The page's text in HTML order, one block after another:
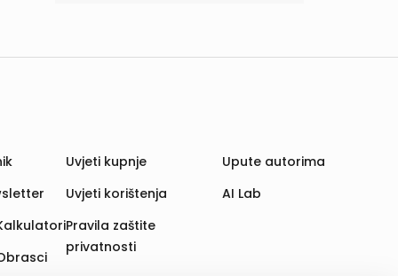
Uvjeti kupnje
Uvjeti korištenja
Pravila zaštite
privatnosti
Upute autorima
AI Lab